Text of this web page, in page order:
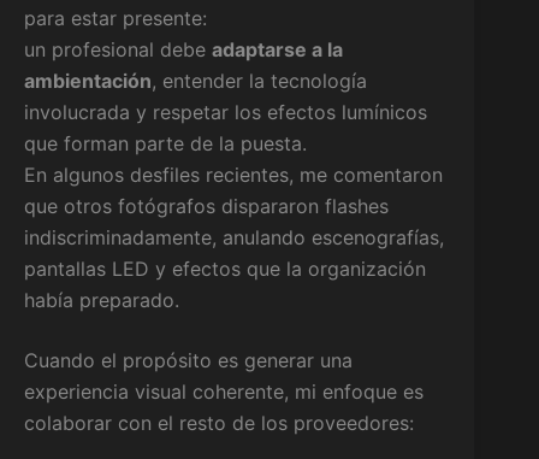
para estar presente:
un profesional debe adaptarse a la
ambientación, entender la tecnología
involucrada y respetar los efectos lumínicos
que forman parte de la puesta.
En algunos desfiles recientes, me comentaron
que otros fotógrafos dispararon flashes
indiscriminadamente, anulando escenografías,
pantallas LED y efectos que la organización
había preparado.
Cuando el propósito es generar una
experiencia visual coherente, mi enfoque es
colaborar con el resto de los proveedores: